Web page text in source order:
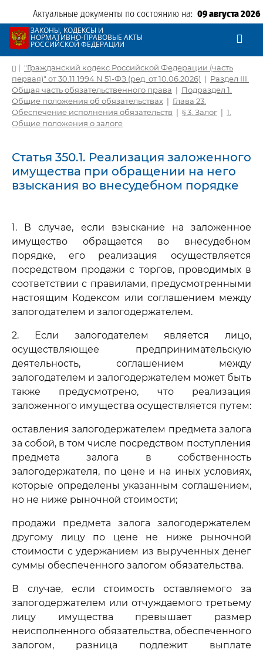
Актуальные документы по состоянию на: 09 августа 2026
ЗАКОНЫ, КОДЕКСЫ И
НОРМАТИВНО-ПРАВОВЫЕ АКТЫ
РОССИЙСКОЙ ФЕДЕРАЦИИ
| "Гражданский кодекс Российской Федерации (часть
первая)" от 30.11.1994 N 51-ФЗ (ред. от 10.06.2026) | Раздел III.
Общая часть обязательственного права | Подраздел 1.
Общие положения об обязательствах | Глава 23.
Обеспечение исполнения обязательств | § 3. Залог | 1.
Общие положения о залоге
Статья 350.1. Реализация заложенного
имущества при обращении на него
взыскания во внесудебном порядке
1. В случае, если взыскание на заложенное
имущество обращается во внесудебном
порядке, его реализация осуществляется
посредством продажи с торгов, проводимых в
соответствии с правилами, предусмотренными
настоящим Кодексом или соглашением между
залогодателем и залогодержателем.
2. Если залогодателем является лицо,
осуществляющее предпринимательскую
деятельность, соглашением между
залогодателем и залогодержателем может быть
также предусмотрено, что реализация
заложенного имущества осуществляется путем:
оставления залогодержателем предмета залога
за собой, в том числе посредством поступления
предмета залога в собственность
залогодержателя, по цене и на иных условиях,
которые определены указанным соглашением,
но не ниже рыночной стоимости;
продажи предмета залога залогодержателем
другому лицу по цене не ниже рыночной
стоимости с удержанием из вырученных денег
суммы обеспеченного залогом обязательства.
В случае, если стоимость оставляемого за
залогодержателем или отчуждаемого третьему
лицу имущества превышает размер
неисполненного обязательства, обеспеченного
залогом, разница подлежит выплате